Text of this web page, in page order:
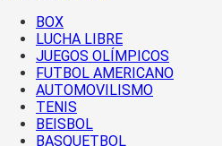
BOX
LUCHA LIBRE
JUEGOS OLÍMPICOS
FUTBOL AMERICANO
AUTOMOVILISMO
TENIS
BEISBOL
BASQUETBOL